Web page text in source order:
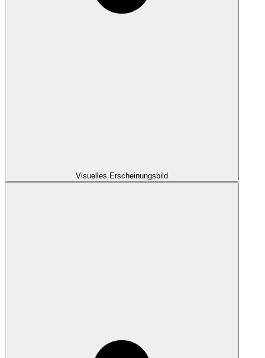
Visuelles Erscheinungsbild